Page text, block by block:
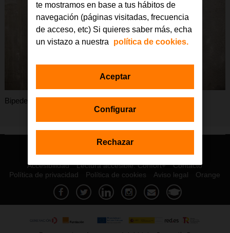
Bipedestador
Accesibilidad
Lectura accesible: Confort+
Contacto
Política de privacidad
Política de cookies Aviso legal Orange
te mostramos en base a tus hábitos de
navegación (páginas visitadas, frecuencia
de acceso, etc) Si quieres saber más, echa
un vistazo a nuestra
política de cookies.
Configurar
Rechazar
Aceptar